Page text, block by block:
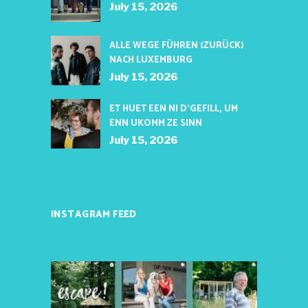
July 15, 2026
ALLE WEGE FÜHREN (ZURÜCK)
NACH LUXEMBURG
July 15, 2026
ET HUET EEN NI D’GEFILL, UM
ENN UKOMM ZE SINN
July 15, 2026
INSTAGRAM FEED